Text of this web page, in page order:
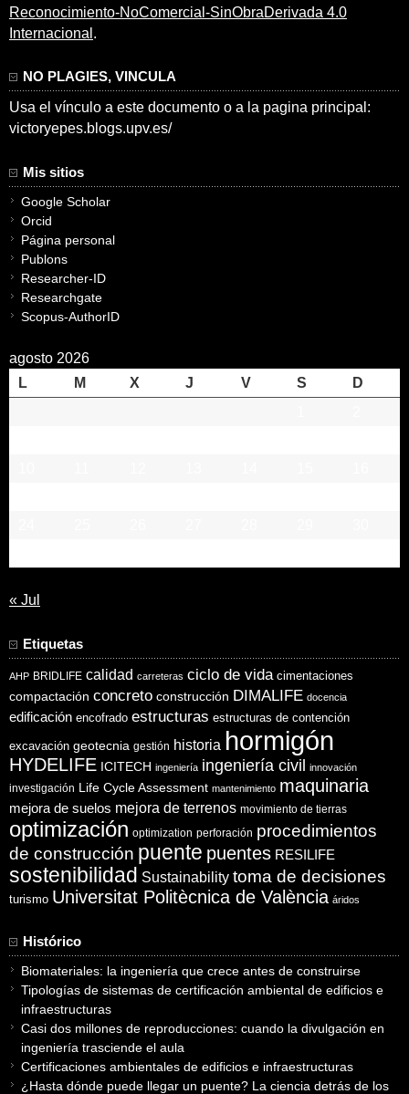
Reconocimiento-NoComercial-SinObraDerivada 4.0
Internacional .
NO PLAGIES, VINCULA
Usa el vínculo a este documento o a la pagina principal:
victoryepes.blogs.upv.es/
Mis sitios
Google Scholar
Orcid
Página personal
Publons
Researcher-ID
Researchgate
Scopus-AuthorID
agosto 2026
L
M X J V S
D
« Jul
Etiquetas
AHP BRIDLIFE calidad carreteras ciclo de vida cimentaciones
compactación concreto construcción DIMALIFE docencia
edificación encofrado estructuras estructuras de contención
excavación geotecnia gestión historia hormigón
HYDELIFE ICITECH ingeniería ingeniería civil innovación
investigación Life Cycle Assessment mantenimiento maquinaria
mejora de suelos mejora de terrenos movimiento de tierras
optimización optimization perforación procedimientos
de construcción puente puentes RESILIFE
sostenibilidad Sustainability toma de decisiones
turismo Universitat Politècnica de València áridos
Histórico
Biomateriales: la ingeniería que crece antes de construirse
Tipologías de sistemas de certificación ambiental de edificios e
infraestructuras
Casi dos millones de reproducciones: cuando la divulgación en
ingeniería trasciende el aula
Certificaciones ambientales de edificios e infraestructuras
¿Hasta dónde puede llegar un puente? La ciencia detrás de los